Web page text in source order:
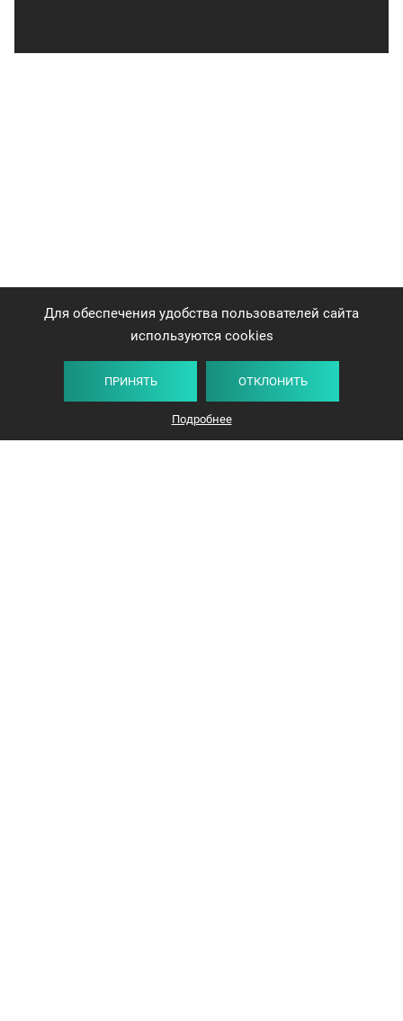
Плитка Карта Список
Для обеспечения удобства пользователей сайта
используются cookies
ПРИНЯТЬ ОТКЛОНИТЬ
Подробнее